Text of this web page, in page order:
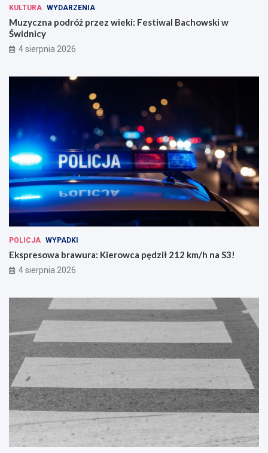
KULTURA WYDARZENIA
Muzyczna podróż przez wieki: Festiwal Bachowski w
Świdnicy
4 sierpnia 2026
POLICJA WYPADKI
Ekspresowa brawura: Kierowca pędził 212 km/h na S3!
4 sierpnia 2026